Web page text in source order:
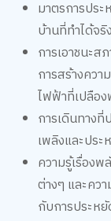
การเอาชนะ
การสร้างควา
ไฟฟ้าที่เปลือ
การเดินทางที่
เพลิงและประห
ความรู้เรื่องพ
ต่างๆ และคว
กับการประหยั
สั่งซื้อ ครอบครัว